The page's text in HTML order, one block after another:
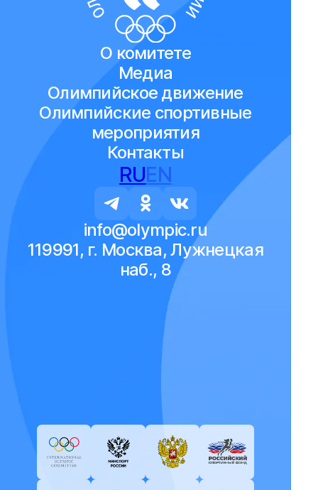
О комитете
Медиа
Олимпийское движение
Олимпийские спортивные
мероприятия
Контакты
RUEN
info@olympic.ru
119991, г. Москва, Лужнецкая
наб., 8